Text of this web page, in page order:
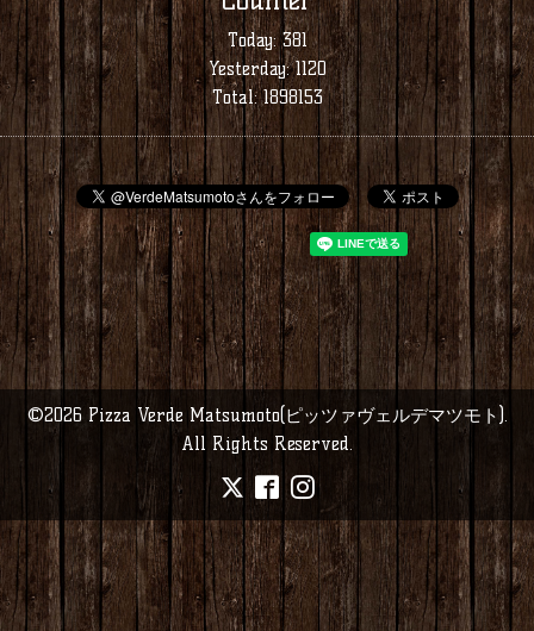
Today:381
Yesterday:1120
Total:1898153
©2026 Pizza Verde Matsumoto(ピッツァヴェルデマツモト).
All Rights Reserved.